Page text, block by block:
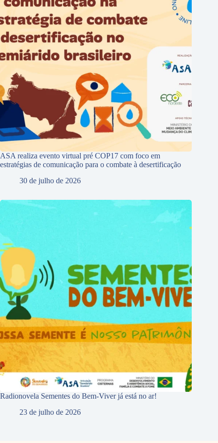
ASA realiza evento virtual pré COP17 com foco em
estratégias de comunicação para o combate à desertificação
30 de julho de 2026
Radionovela Sementes do Bem-Viver já está no ar!
23 de julho de 2026